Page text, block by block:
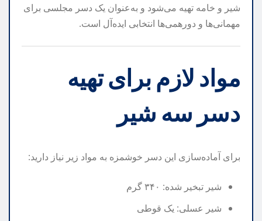
شیر و خامه تهیه می‌شود و به‌عنوان یک دسر مجلسی برای
مهمانی‌ها و دورهمی‌ها انتخابی ایده‌آل است.
مواد لازم برای تهیه
دسر سه شیر
برای آماده‌سازی این دسر خوشمزه به مواد زیر نیاز دارید:
شیر تبخیر شده: ۳۴۰ گرم
شیر عسلی: یک قوطی